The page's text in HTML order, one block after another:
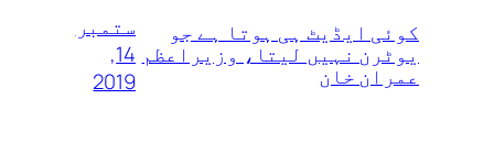
کوئی ایڈیٹ ہی ہوتا ہے جو
یوٹرن نہیں لیتا، وزیراعظم
عمران خان
ستمبر
14,
2019